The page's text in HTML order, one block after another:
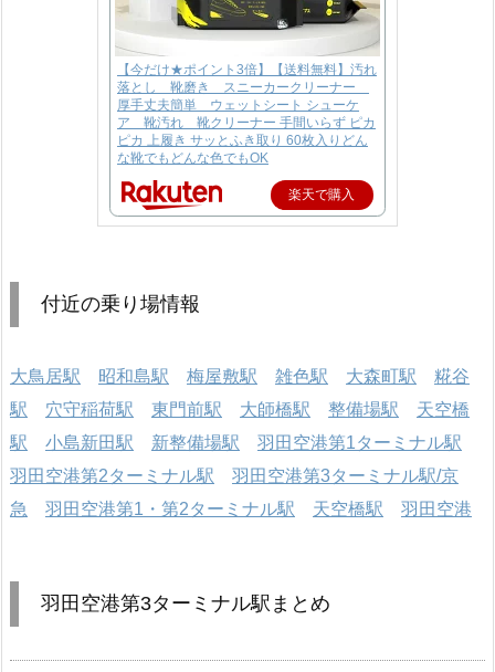
【今だけ★ポイント3倍】【送料無料】汚れ
落とし 靴磨き スニーカークリーナー
厚手丈夫簡単 ウェットシート シューケ
ア 靴汚れ 靴クリーナー 手間いらず ピカ
ピカ 上履き サッとふき取り 60枚入りどん
な靴でもどんな色でもOK
楽天で購入
付近の乗り場情報
大鳥居駅 昭和島駅 梅屋敷駅 雑色駅 大森町駅
糀谷
駅
穴守稲荷駅 東門前駅 大師橋駅 整備場駅
天空橋
駅
小島新田駅 新整備場駅
羽田空港第1ターミナル駅
羽田空港第2ターミナル駅
羽田空港第3ターミナル駅/京
急
羽田空港第1・第2ターミナル駅 天空橋駅 羽田空港
羽田空港第3ターミナル駅まとめ